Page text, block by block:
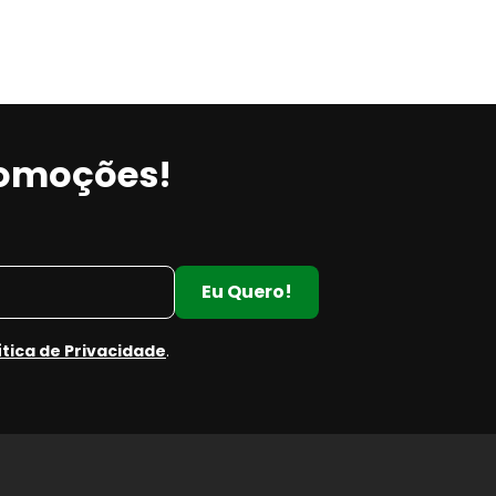
Eu Quero!
de Privacidade.